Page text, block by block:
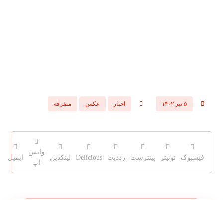
۵ تیر ۱۴۰۲ اخبار عکس متفرقه
فیسبوک توئیتر پینترست رددیت Delicious لینکدین
واتس
اپ
ایمیل